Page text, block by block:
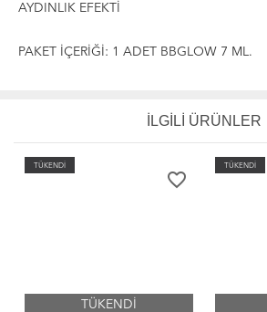
AYDINLIK EFEKTİ
PAKET İÇERİĞİ: 1 ADET BBGLOW 7 ML.
İLGİLİ ÜRÜNLER
TÜKENDİ
favorite_border
TÜKENDİ
TÜKENDİ